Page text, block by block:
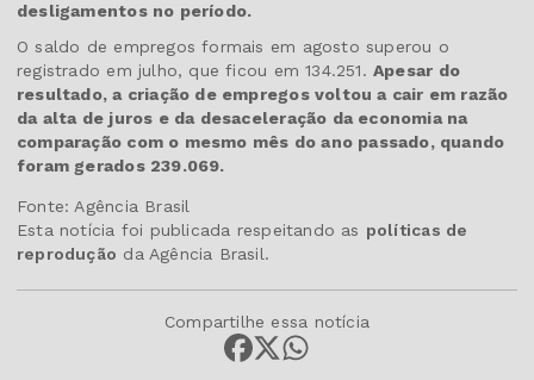
desligamentos no período.
O saldo de empregos formais em agosto superou o
registrado em julho, que ficou em 134.251.Apesar do
resultado, a criação de empregos voltou a cair em razão
da alta de juros e da desaceleração da economia na
comparação com o mesmo mês do ano passado, quando
foram gerados 239.069.
Fonte: Agência Brasil
Esta notícia foi publicada respeitando as políticas de
reprodução da Agência Brasil.
Compartilhe essa notícia